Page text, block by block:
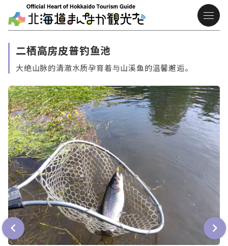
二栖高房皮普钓鱼池
大绝山脉的清澈水质孕育着与山溪鱼的温馨邂逅。